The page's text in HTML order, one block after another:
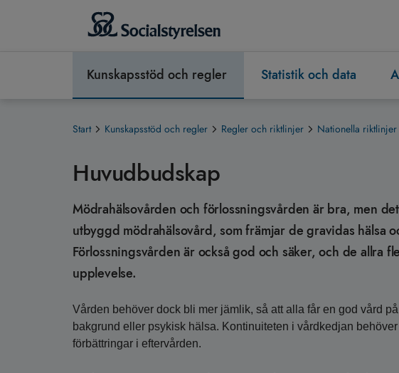
Kunskapsstöd och regler Statistik och data
Start Kunskapsstöd och regler Regler och riktlinjer Nationella riktlinjer
Huvudbudskap
Mödrahälsovården och förlossningsvården är bra, men
utbyggd mödrahälsovård, som främjar de gravidas hälsa
Förlossningsvården är också god och säker, och de allra
upplevelse.
Vården behöver dock bli mer jämlik, så att alla får en god vård
bakgrund eller psykisk hälsa. Kontinuiteten i vårdkedjan
förbättringar i eftervården.